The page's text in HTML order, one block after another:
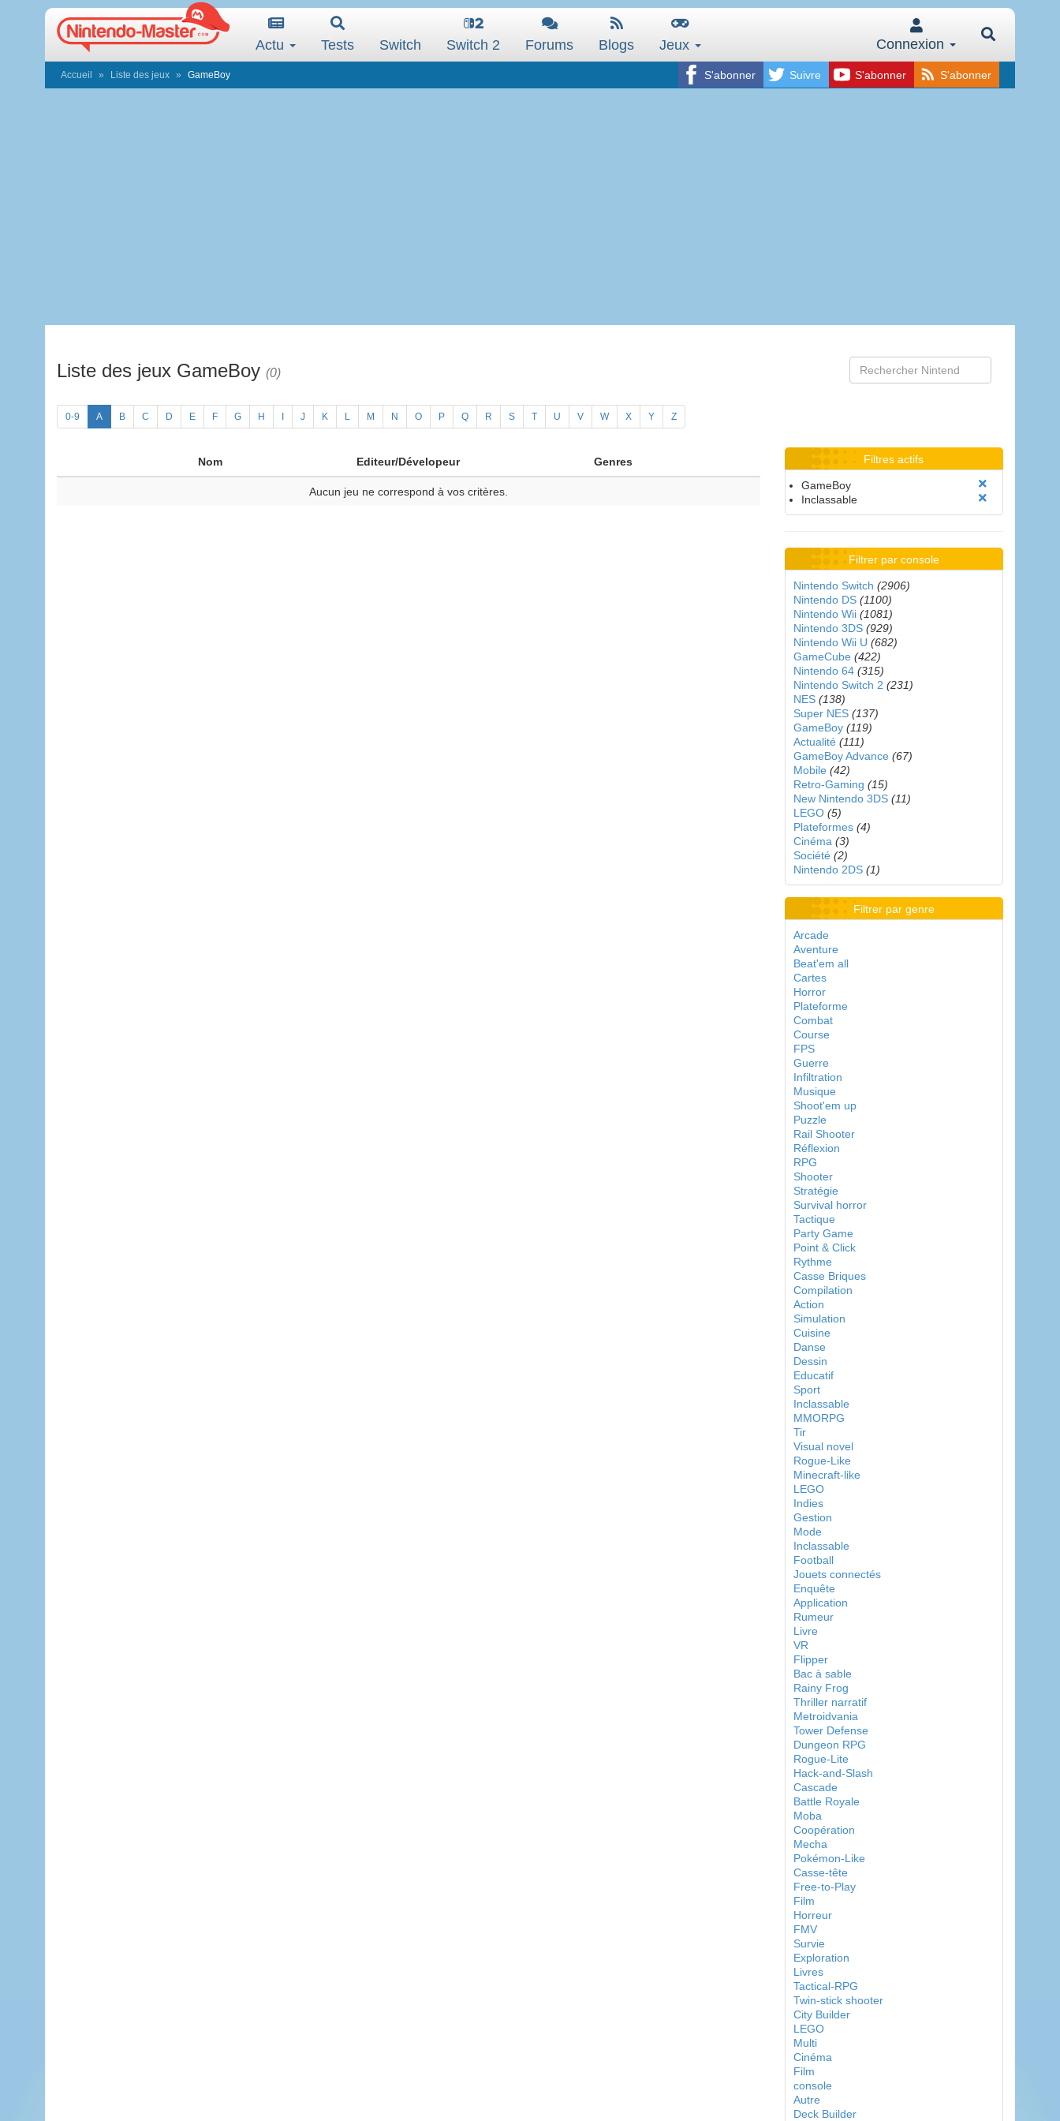
Actu Tests Switch Switch 2 Forums Blogs Jeux Connexion
S'abonner Suivre S'abonner S'abonner
Accueil Liste des jeux GameBoy
Liste des jeux GameBoy (0)
0-9 A B C D E F G H J K L M N O P Q R S T U V W X Y Z
Nom Editeur/Dévelopeur Genres
Aucun jeu ne correspond à vos critères.
Filtres actifs
GameBoy
Inclassable
Filtrer par console
Nintendo Switch (2906)
Nintendo DS (1100)
Nintendo Wii (1081)
Nintendo 3DS (929)
Nintendo Wii U (682)
GameCube (422)
Nintendo 64 (315)
Nintendo Switch 2 (231)
NES (138)
Super NES (137)
GameBoy (119)
Actualité (111)
GameBoy Advance (67)
Mobile (42)
Retro-Gaming (15)
New Nintendo 3DS (11)
LEGO (5)
Plateformes (4)
Cinéma (3)
Société (2)
Nintendo 2DS (1)
Filtrer par genre
Arcade
Aventure
Beat'em all
Cartes
Horror
Plateforme
Combat
Course
FPS
Guerre
Infiltration
Musique
Shoot'em up
Puzzle
Rail Shooter
Réflexion
RPG
Shooter
Stratégie
Survival horror
Tactique
Party Game
Point & Click
Rythme
Casse Briques
Compilation
Action
Simulation
Cuisine
Danse
Dessin
Educatif
Sport
Inclassable
MMORPG
Tir
Visual novel
Rogue-Like
Minecraft-like
LEGO
Indies
Gestion
Mode
Inclassable
Football
Jouets connectés
Enquête
Application
Rumeur
Livre
VR
Flipper
Bac à sable
Rainy Frog
Thriller narratif
Metroidvania
Tower Defense
Dungeon RPG
Rogue-Lite
Hack-and-Slash
Cascade
Battle Royale
Moba
Coopération
Mecha
Pokémon-Like
Casse-tête
Free-to-Play
Film
Horreur
FMV
Survie
Exploration
Livres
Tactical-RPG
Twin-stick shooter
City Builder
LEGO
Multi
Cinéma
Film
console
Autre
Deck Builder